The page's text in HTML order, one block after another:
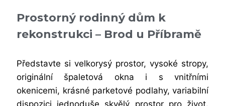
Prostorný rodinný dům k
rekonstrukci – Brod u Příbramě
Představte si velkorysý prostor, vysoké stropy,
originální špaletová okna i s vnitřními
okenicemi, krásné parketové podlahy, variabilní